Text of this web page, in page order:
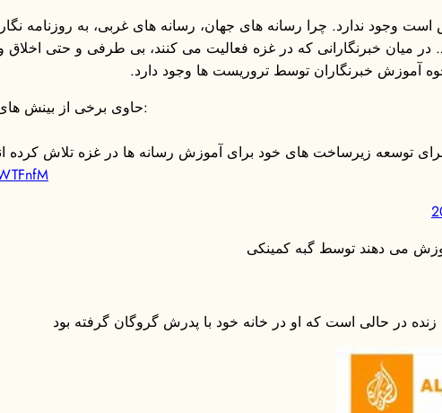
وجود ندارد. چرا رسانه های جهان، رسانه های غربی، به روزنامه
می زد. در میان خبرنگارانی که در غزه فعالیت می کنند، بی طرفی و حتی
آموزش خبرنگاران توسط تروریست ها وجود دارد.
، حاوی برخی از بینش های شما واقعاً:
توسعه زیرساخت های خود برای آموزش رسانه ها در غزه تلاش کرده
می دهند توسط گبه کمینکی
در حالی است که او در خانه خود با پدرش گروگان گرفته بود